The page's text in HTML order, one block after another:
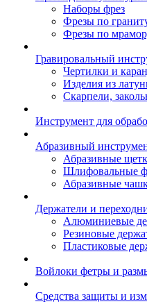
Наборы фрез
Фрезы по
Фрезы по
Гравировальный
Чертилки и
Изделия из
Скарпели,
Инструмент для
Абразивный
Абразивные
Шлифовальные
Абразивные
Держатели и
Алюминиевые
Резиновые
Пластиковые
Войлоки фетры и
Средства защиты и